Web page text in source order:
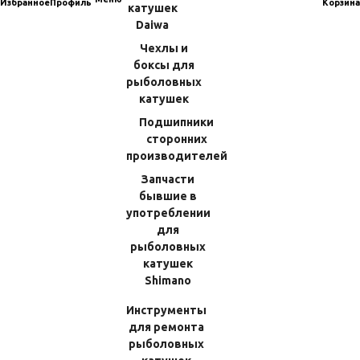
Для морской ловли в отвес
Для морской ловли в заброс
Для пресноводной рыбалки
Для морской ловли в заброс
Для морской ловли в отвес
Одежда и экипировка
ИзбранноеПрофиль
катушек
Daiwa
Чехлы и
боксы для
рыболовных
катушек
Подшипники
сторонних
производителей
Запчасти
бывшие в
употреблении
для
рыболовных
катушек
Shimano
Инструменты
для ремонта
рыболовных
Корзина